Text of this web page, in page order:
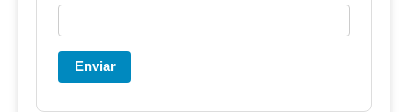
Enviar